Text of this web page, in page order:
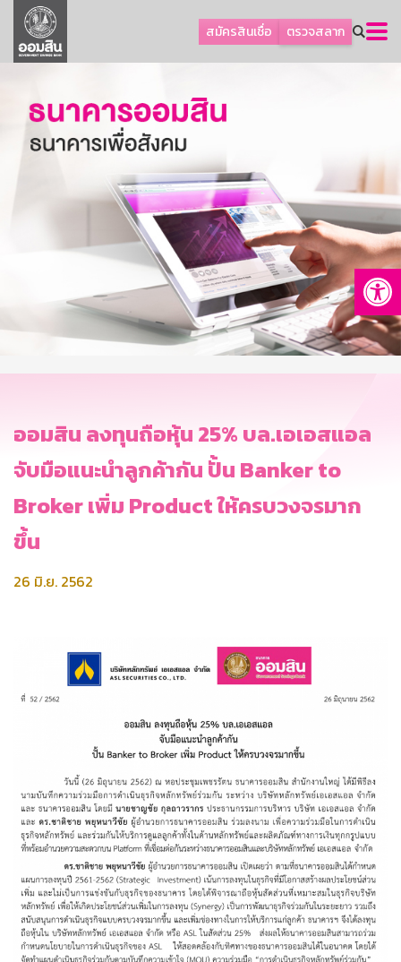
สมัครสินเชื่อ ตรวจสลาก
ลูกค้าธุรกิจ
ลูกค้าผู้ประกอบรายย่อย
ออมเพื่อสุข
เกี่ยวกับธนาคาร
การพัฒนาที่ยั่งยืน
บริการทางการเงิน
ติดต่อเรา
บริการออนไลน์
TH
EN
ออมสิน ลงทุนถือหุ้น 25% บล.เอเอสแอล
จับมือแนะนำลูกค้ากัน ปั้น Banker to
Broker เพิ่ม Product ให้ครบวงจรมาก
ขึ้น
26 มิ.ย. 2562